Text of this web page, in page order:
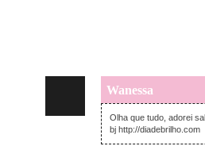
Wanessa
Olha que tudo, adorei
bj http://diadebrilho.com